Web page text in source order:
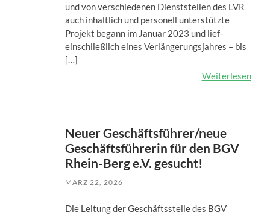
und von verschiedenen Dienststellen des LVR
auch inhaltlich und personell unterstützte
Projekt begann im Januar 2023 und lief-
einschließlich eines Verlängerungsjahres – bis
[…]
Weiterlesen
Neuer Geschäftsführer/neue
Geschäftsführerin für den BGV
Rhein-Berg e.V. gesucht!
MÄRZ 22, 2026
Die Leitung der Geschäftsstelle des BGV